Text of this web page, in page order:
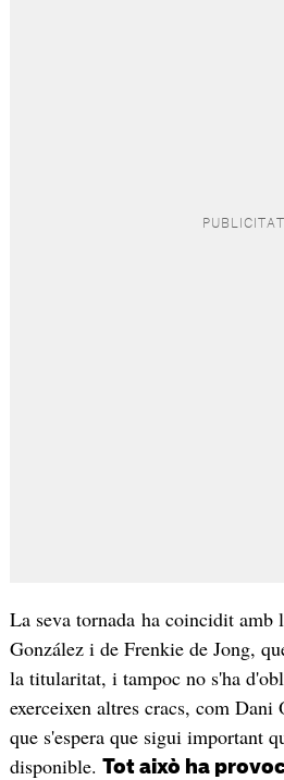
La seva tornada ha coincidit
González i de Frenkie de Jong,
la titularitat, i tampoc no s'ha
exerceixen altres cracs, com
que s'espera que sigui important
disponible. Tot això ha